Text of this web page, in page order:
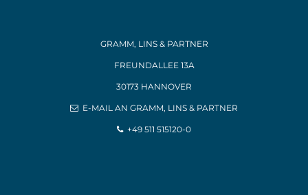
GRAMM, LINS & PARTNER
FREUNDALLEE 13A
30173 HANNOVER
E-MAIL AN GRAMM, LINS & PARTNER
+49 511 515120-0